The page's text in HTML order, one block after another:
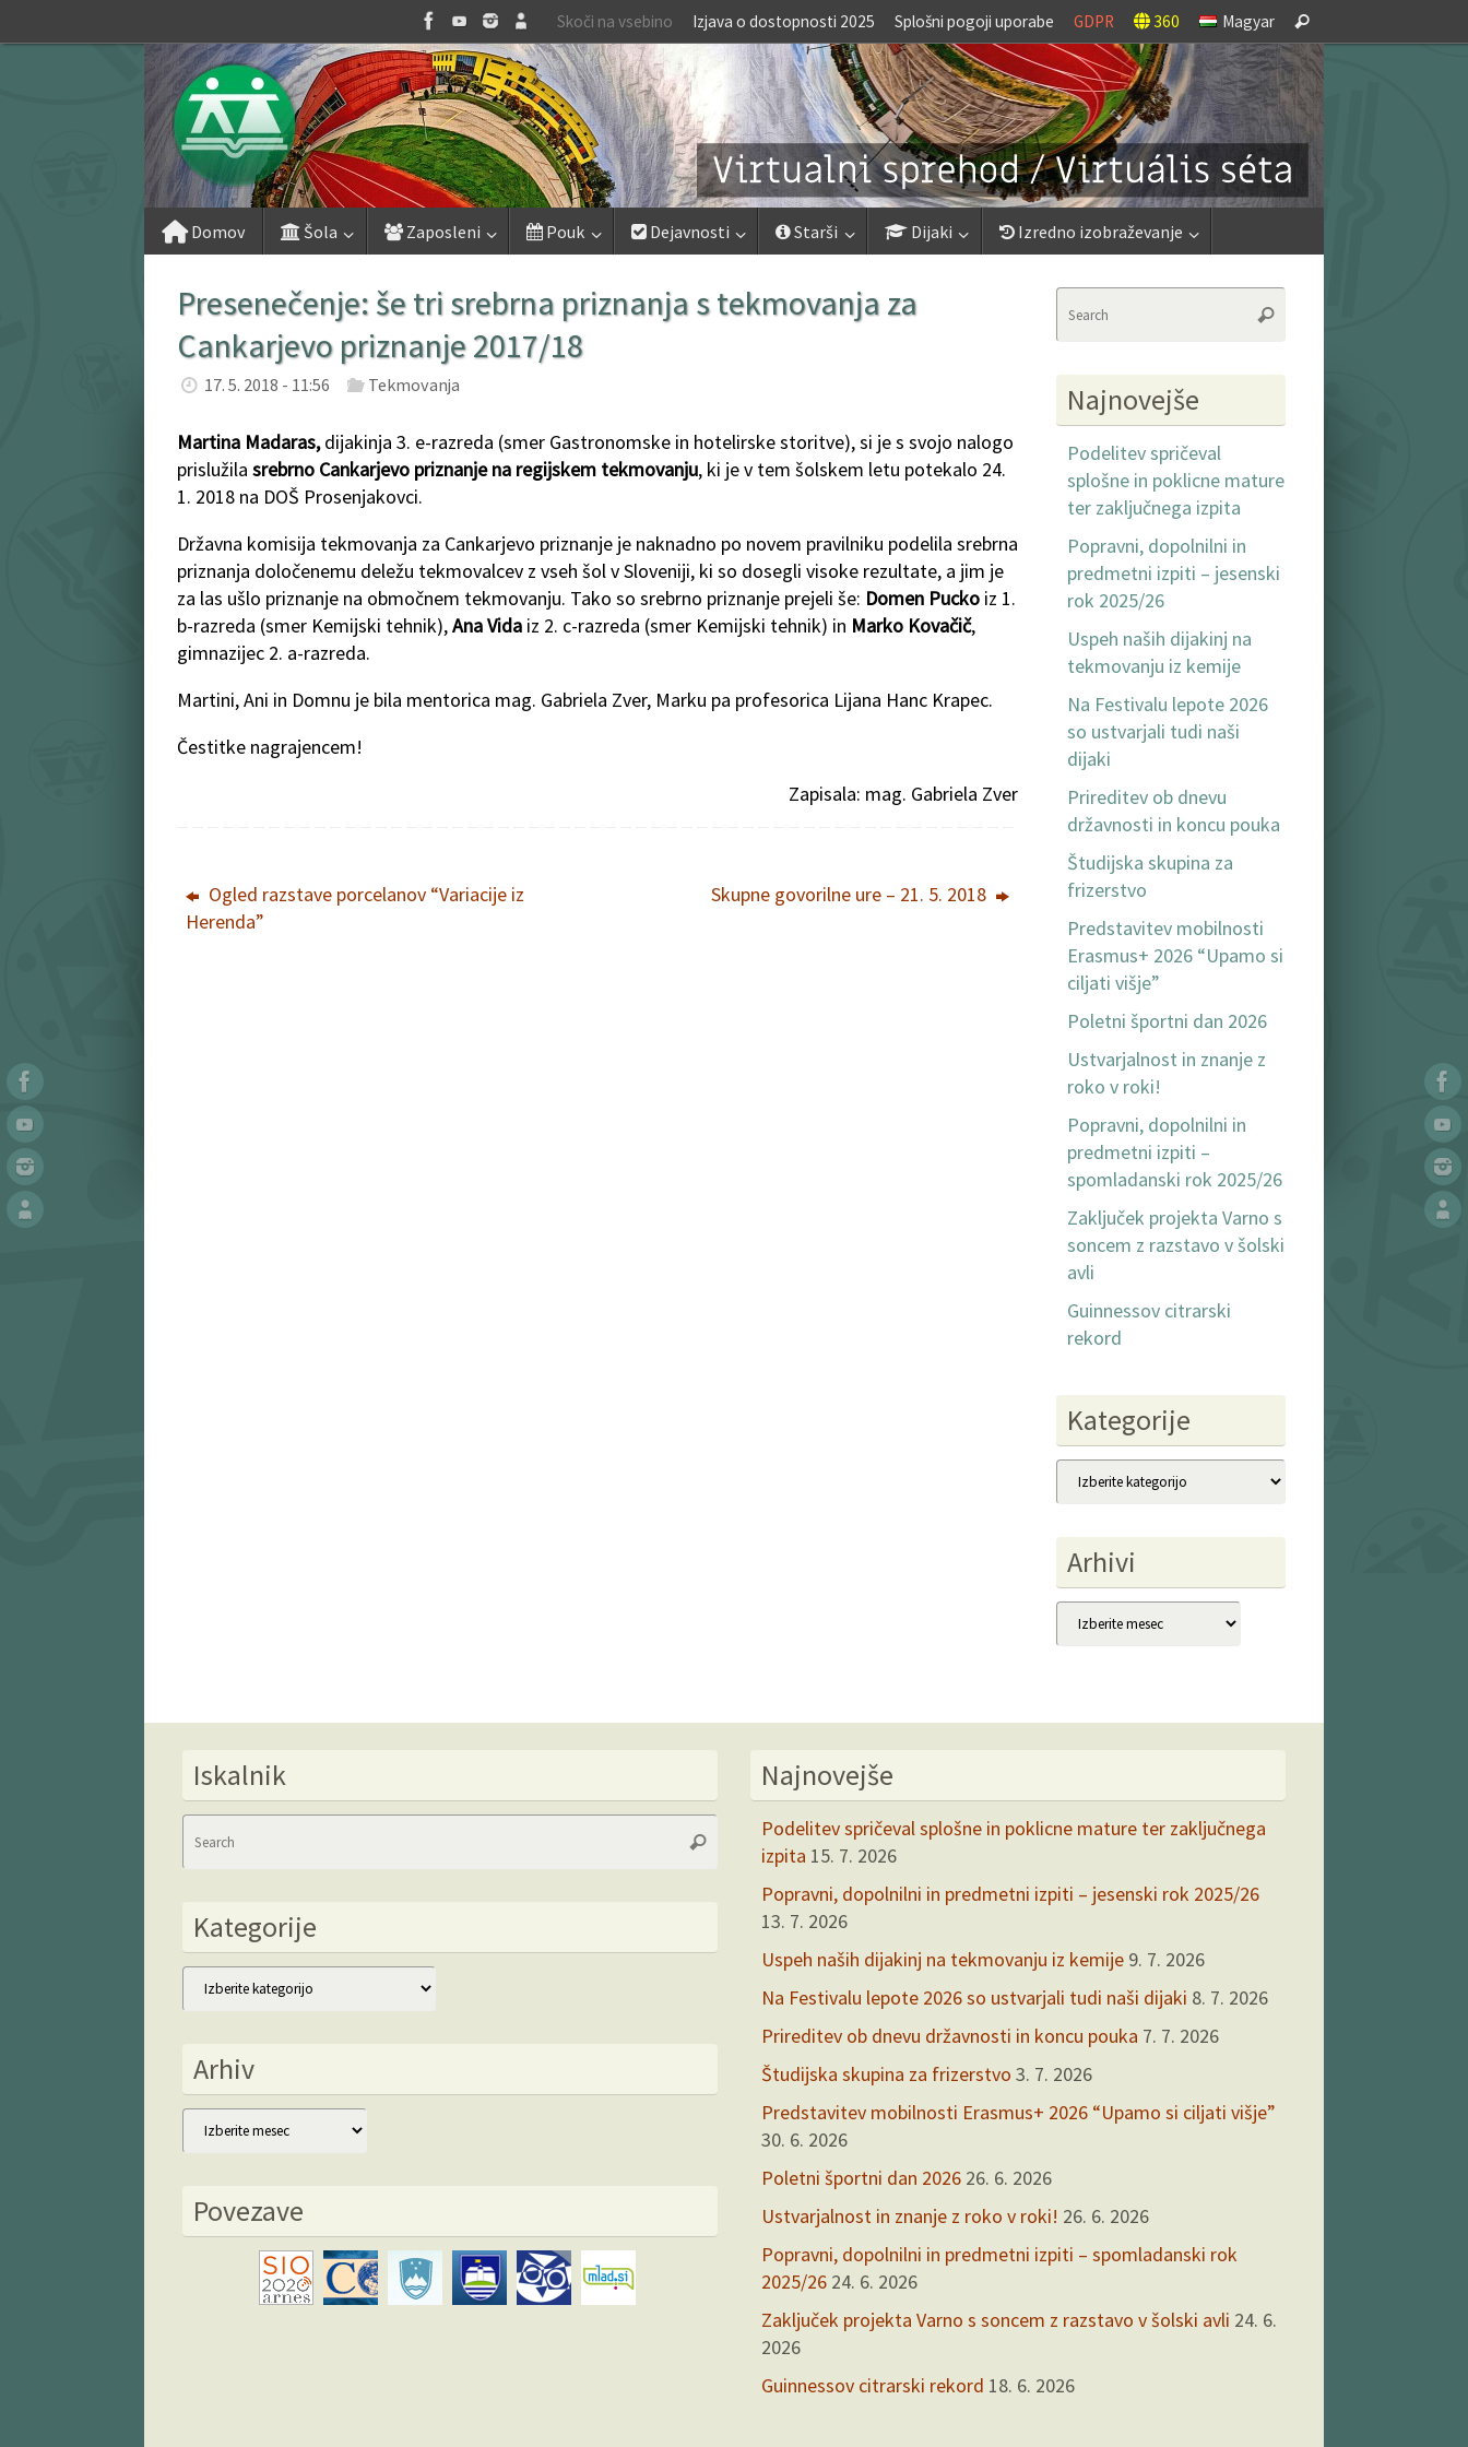
to
Skoči na vsebino Izjava o dostopnosti 2025 Splošni pogoji uporabe GDPR 360 Magyar
for:
Search
Domov Šola Zaposleni Pouk Dejavnosti Starši Dijaki Izredno izobraževanje
Presenečenje: še tri srebrna priznanja s tekmovanja za
Cankarjevo priznanje 2017/18
17. 5. 2018 - 11:56 Tekmovanja
Martina Madaras,dijakinja 3. e-razreda (smer Gastronomske in hotelirske storitve), si je s svojo nalogo
prislužila srebrno Cankarjevo priznanje na regijskem tekmovanju, ki je v tem šolskem letu potekalo 24.
1. 2018 na DOŠ Prosenjakovci.
Državna komisija tekmovanja za Cankarjevo priznanje je naknadno po novem pravilniku podelila srebrna
priznanja določenemu deležu tekmovalcev z vseh šol v Sloveniji, ki so dosegli visoke rezultate, a jim je
za las ušlo priznanje na območnem tekmovanju. Tako so srebrno priznanje prejeli še: Domen Pucko iz 1.
b-razreda (smer Kemijski tehnik),Ana Vida iz 2. c-razreda (smer Kemijski tehnik) in Marko Kovačič,
gimnazijec 2. a-razreda.
Martini, Ani in Domnu je bila mentorica mag. Gabriela Zver, Marku pa profesorica Lijana Hanc Krapec.
Čestitke nagrajencem!
Zapisala: mag. Gabriela Zver
Ogled razstave porcelanov “Variacije iz
Herenda”
Skupne govorilne ure – 21. 5. 2018
Search
Najnovejše
Podelitev spričeval
splošne in poklicne mature
ter zaključnega izpita
Popravni, dopolnilni in
predmetni izpiti – jesenski
rok 2025/26
Uspeh naših dijakinj na
tekmovanju iz kemije
Na Festivalu lepote 2026
so ustvarjali tudi naši
dijaki
Prireditev ob dnevu
državnosti in koncu pouka
Študijska skupina za
frizerstvo
Predstavitev mobilnosti
Erasmus+ 2026 “Upamo si
ciljati višje”
Poletni športni dan 2026
Ustvarjalnost in znanje z
roko v roki!
Popravni, dopolnilni in
predmetni izpiti –
spomladanski rok 2025/26
Zaključek projekta Varno s
soncem z razstavo v šolski
avli
Guinnessov citrarski
rekord
Kategorije
Kategorije
Arhivi
Arhivi
Iskalnik
Search
Search
Kategorije
Kategorije
Arhiv
Arhiv
Povezave
Najnovejše
Podelitev spričeval splošne in poklicne mature ter zaključnega
izpita 15. 7. 2026
Popravni, dopolnilni in predmetni izpiti – jesenski rok 2025/26
13. 7. 2026
Uspeh naših dijakinj na tekmovanju iz kemije 9. 7. 2026
Na Festivalu lepote 2026 so ustvarjali tudi naši dijaki 8. 7. 2026
Prireditev ob dnevu državnosti in koncu pouka 7. 7. 2026
Študijska skupina za frizerstvo 3. 7. 2026
Predstavitev mobilnosti Erasmus+ 2026 “Upamo si ciljati višje”
30. 6. 2026
Poletni športni dan 2026 26. 6. 2026
Ustvarjalnost in znanje z roko v roki! 26. 6. 2026
Popravni, dopolnilni in predmetni izpiti – spomladanski rok
2025/26 24. 6. 2026
Zaključek projekta Varno s soncem z razstavo v šolski avli 24. 6.
2026
Guinnessov citrarski rekord 18. 6. 2026